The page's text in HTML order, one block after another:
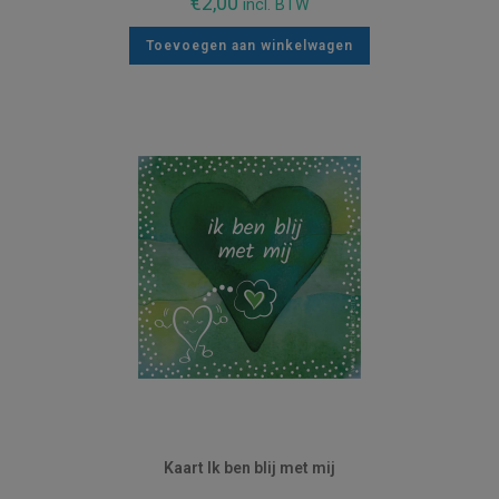
incl. BTW
Toevoegen aan winkelwagen
Kaart Ik ben blij met mij